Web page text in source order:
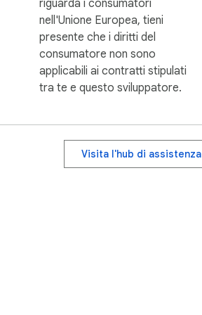
riguarda i consumatori
nell'Unione Europea, tieni
presente che i diritti del
consumatore non sono
applicabili ai contratti stipulati
tra te e questo sviluppatore.
Visita l'hub di assistenza